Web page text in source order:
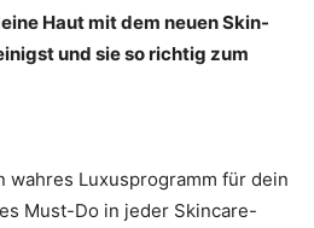
Hautmit dem neuen Skin-
und sie so richtig zum
wahres Luxusprogramm für dein
Must-Do in jeder Skincare-